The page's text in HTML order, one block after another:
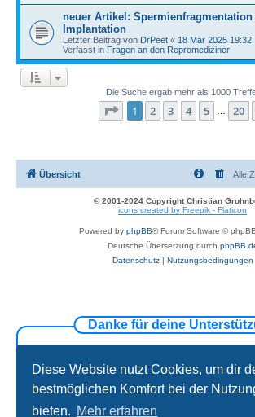
Diese Website nutzt Cookies, um dir
bestmöglichen Komfort bei der
bieten. Mehr erfahren
neuer Artikel: Spermienfragmentation
Implantation
Letzter Beitrag von DrPeet « 18 Mär 2025 19:32
Verfasst in Fragen an den Repromediziner
Die Suche ergab mehr als 1000
Seite 1von 20
1 2 3 4 5 20
Übersicht Alle
© 2001-2024 Copyright Christian
icons created by Freepik - Flaticon
Powered by phpBB® Forum Software ©
Deutsche Übersetzung durch
Datenschutz| Nutzungsbedingungen
Danke für deine